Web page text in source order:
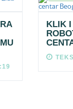
KLIK I